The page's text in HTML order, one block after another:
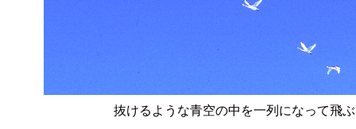
抜けるような青空の中を一列になって飛